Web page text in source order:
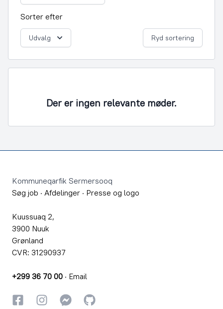
Sorter efter
Udvalg Ryd sortering
Der er ingen relevante møder.
Kommuneqarfik Sermersooq
Søg job · Afdelinger · Presse og logo
Kuussuaq 2,
3900 Nuuk
Grønland
CVR: 31290937
+299 36 70 00 · Email
FacebookInstagramInstagram
GitHub